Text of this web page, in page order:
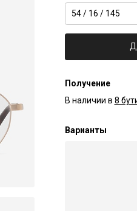
54 / 16 / 145
Получение
В наличии в 8
Варианты